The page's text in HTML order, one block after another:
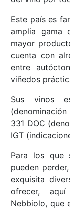
Este país es
amplia gama
mayor
cuenta con
entre
viñedos
Sus vinos
331 DOC
IGT
Para los que
pueden
exquisita
ofrecer,
Nebbiolo, que